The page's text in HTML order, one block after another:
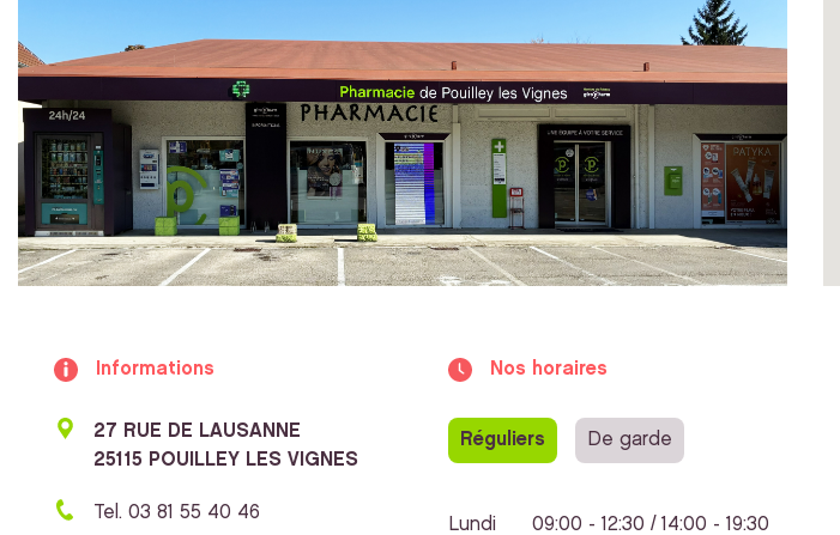
Informations
27 RUE DE LAUSANNE
25115 POUILLEY LES VIGNES
Tel. 03 81 55 40 46
Nos horaires
Réguliers De garde
Lundi 09:00 - 12:30 / 14:00 - 19:30